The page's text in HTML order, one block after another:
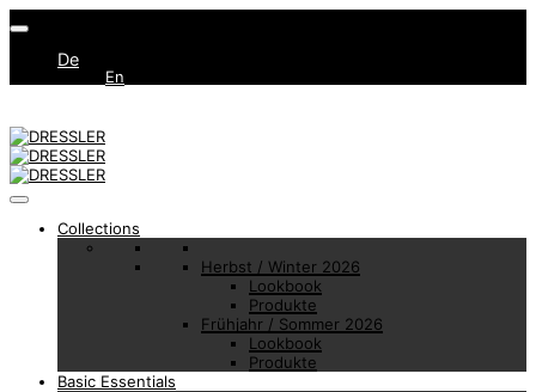
De
En
Collections
Herbst / Winter 2026
Lookbook
Produkte
Frühjahr / Sommer 2026
Lookbook
Produkte
Basic Essentials